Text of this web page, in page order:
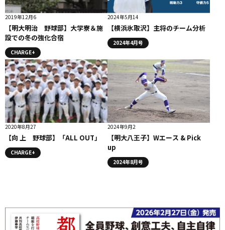
2019年12月6
【明大明治 野球部】大学寮＆施
設での冬の強化合宿
CHARGE+
2024年5月14
【横浜氷取沢】主将のチーム分析
2024年4月号
2020年8月27
【向 上 野球部】「ALL OUT」
CHARGE+
2024年9月2
【明大八王子】Wエース & Pick
up
2024年8月号